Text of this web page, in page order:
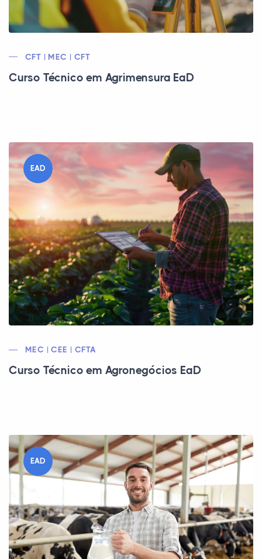
CFT | MEC | CFT
Curso Técnico em Agrimensura EaD
EAD
MEC | CEE | CFTA
Curso Técnico em Agronegócios EaD
EAD